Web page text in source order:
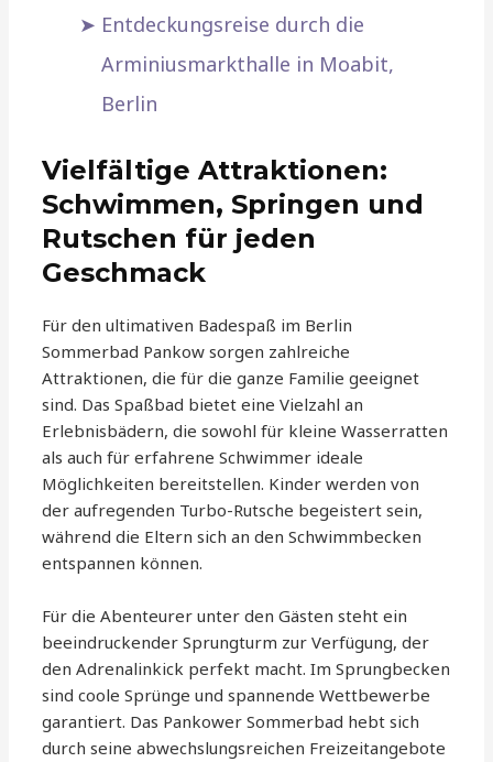
Entdeckungsreise durch die
Arminiusmarkthalle in Moabit,
Berlin
Vielfältige Attraktionen:
Schwimmen, Springen und
Rutschen für jeden
Geschmack
Für den ultimativen Badespaß im Berlin
Sommerbad Pankow sorgen zahlreiche
Attraktionen, die für die ganze Familie geeignet
sind. Das Spaßbad bietet eine Vielzahl an
Erlebnisbädern, die sowohl für kleine Wasserratten
als auch für erfahrene Schwimmer ideale
Möglichkeiten bereitstellen. Kinder werden von
der aufregenden Turbo-Rutsche begeistert sein,
während die Eltern sich an den Schwimmbecken
entspannen können.
Für die Abenteurer unter den Gästen steht ein
beeindruckender Sprungturm zur Verfügung, der
den Adrenalinkick perfekt macht. Im Sprungbecken
sind coole Sprünge und spannende Wettbewerbe
garantiert. Das Pankower Sommerbad hebt sich
durch seine abwechslungsreichen Freizeitangebote